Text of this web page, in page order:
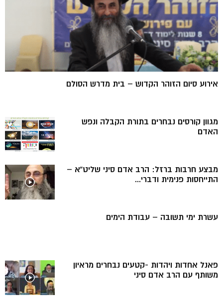
אירוע סיום הזוהר הקדוש – בית מדרש הסולם
מגוון קורסים נבחרים בתורת הקבלה ונפש
האדם
מבצע חרבות ברזל: הרב אדם סיני שליט”א –
התייחסות פנימית ודברי...
עשרת ימי תשובה – עבודת הימים
פאנל אחדות ויהדות -קטעים נבחרים מראיון
משותף עם הרב אדם סיני